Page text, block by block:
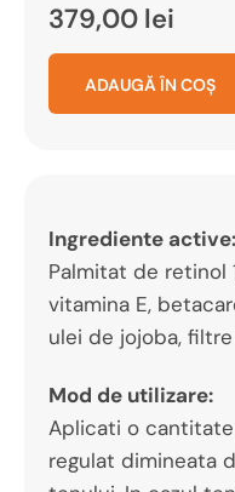
379,00 lei
ADAUGĂ ÎN COȘ
Ingrediente active:
Palmitat de retinol
vitamina E,
ulei de jojoba,
Mod de utilizare:
Aplicati o
regulat dimineata